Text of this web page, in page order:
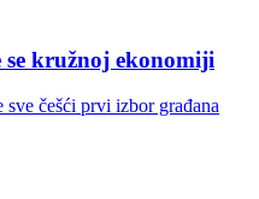
se kružnoj ekonomiji
češći prvi izbor građana